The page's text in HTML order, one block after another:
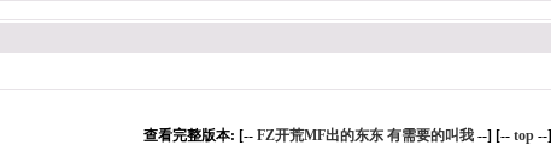
查看完整版本: [-- FZ开荒MF出的东东 有需要的叫我--] [-- top--]